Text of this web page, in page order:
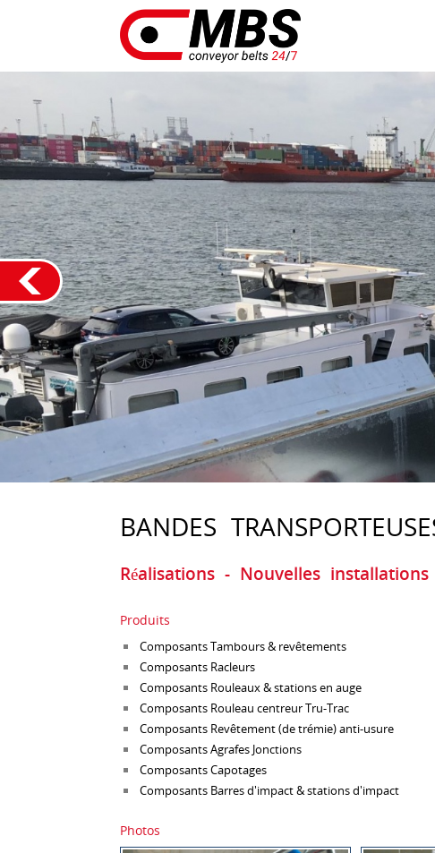
BANDES
Réalisations - Nouvelles installations
Produits
Composants Tambours & revêtements
Composants Racleurs
Composants Rouleaux & stations en auge
Composants Rouleau centreur Tru-Trac
Composants Revêtement (de trémie) anti-usure
Composants Agrafes Jonctions
Composants Capotages
Composants Barres d'impact & stations d'impact
Photos